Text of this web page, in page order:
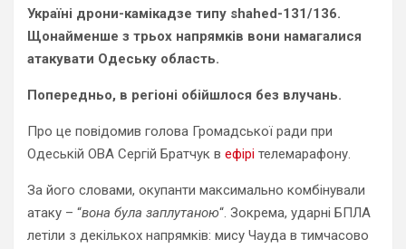
Україні дрони-камікадзе типу shahed-131/136.
Щонайменше з трьох напрямків вони намагалися
атакувати Одеську область.
Попередньо, в регіоні обійшлося без влучань.
Про це повідомив голова Громадської ради при
Одеській ОВА Сергій Братчук в ефірі телемарафону.
За його словами, окупанти максимально комбінували
атаку – “вона була заплутаною“. Зокрема, ударні БПЛА
летіли з декількох напрямків: мису Чауда в тимчасово